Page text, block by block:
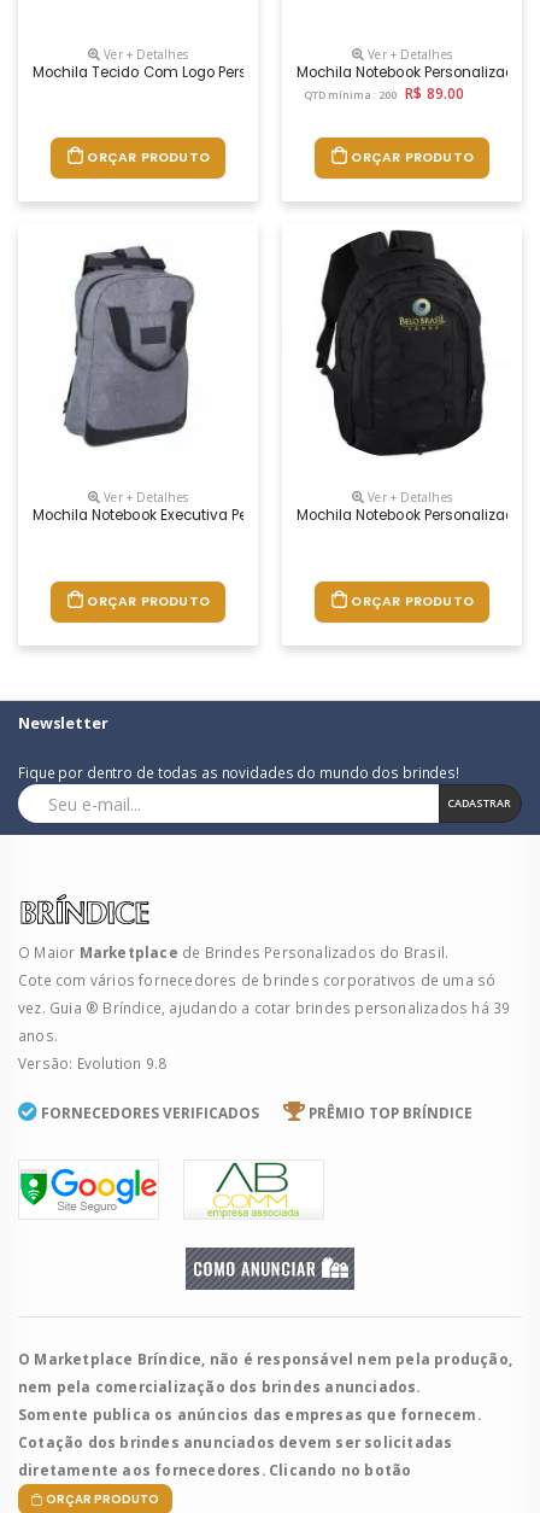
Ver + Detalhes
Mochila Tecido Com Logo Personalizada
ORÇAR PRODUTO
Ver + Detalhes
Mochila Notebook Personalizada
QTD mínima: 200 R$ 89.00
ORÇAR PRODUTO
Ver + Detalhes
Mochila Notebook Executiva Personalizada Impermeavel Personalizada
ORÇAR PRODUTO
Ver + Detalhes
Mochila Notebook Personalizado
ORÇAR PRODUTO
Newsletter
Fique por dentro de todas as novidades do mundo dos brindes!
CADASTRAR
O Maior Marketplace de Brindes Personalizados do Brasil.
Cote com vários fornecedores de brindes corporativos de uma só
vez. Guia ® Bríndice, ajudando a cotar brindes personalizados há 39
anos.
Versão: Evolution 9.8
FORNECEDORES VERIFICADOS PRÊMIO TOP BRÍNDICE
O Marketplace Bríndice, não é responsável nem pela produção,
nem pela comercialização dos brindes anunciados.
Somente publica os anúncios das empresas que fornecem.
Cotação dos brindes anunciados devem ser solicitadas
diretamente aos fornecedores. Clicando no botão
ORÇAR PRODUTO